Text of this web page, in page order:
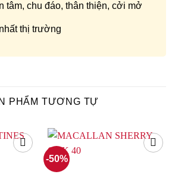
tâm, chu đáo, thân thiện, cởi mở
thị trường
PHẨM TƯƠNG TỰ
-50%